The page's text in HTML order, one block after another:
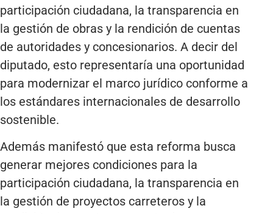
participación ciudadana, la transparencia en
la gestión de obras y la rendición de cuentas
de autoridades y concesionarios. A decir del
diputado, esto representaría una oportunidad
para modernizar el marco jurídico conforme a
los estándares internacionales de desarrollo
sostenible.
Además manifestó que esta reforma busca
generar mejores condiciones para la
participación ciudadana, la transparencia en
la gestión de proyectos carreteros y la